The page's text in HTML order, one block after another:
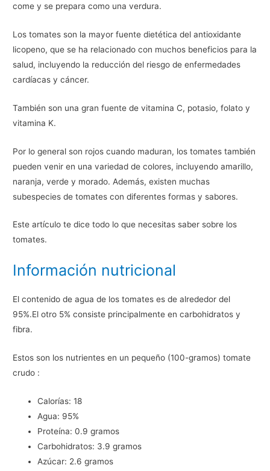
come y se prepara como una verdura.
Los tomates son la mayor fuente dietética del antioxidante
licopeno, que se ha relacionado con muchos beneficios para la
salud, incluyendo la reducción del riesgo de enfermedades
cardíacas y cáncer.
También son una gran fuente de vitamina C, potasio, folato y
vitamina K.
Por lo general son rojos cuando maduran, los tomates también
pueden venir en una variedad de colores, incluyendo amarillo,
naranja, verde y morado. Además, existen muchas
subespecies de tomates con diferentes formas y sabores.
Este artículo te dice todo lo que necesitas saber sobre los
tomates.
Información nutricional
El contenido de agua de los tomates es de alrededor del
95%.El otro 5% consiste principalmente en carbohidratos y
fibra.
Estos son los nutrientes en un pequeño (100-gramos) tomate
crudo :
Calorías: 18
Agua: 95%
Proteína: 0.9 gramos
Carbohidratos: 3.9 gramos
Azúcar: 2.6 gramos